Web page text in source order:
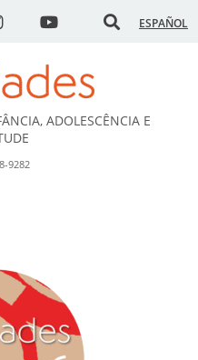
ESPAÑOL
ADOLESCÊNCIA E
9282